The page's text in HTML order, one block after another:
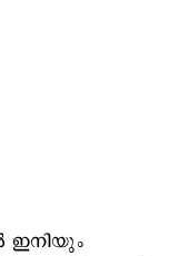
ഇനിയും